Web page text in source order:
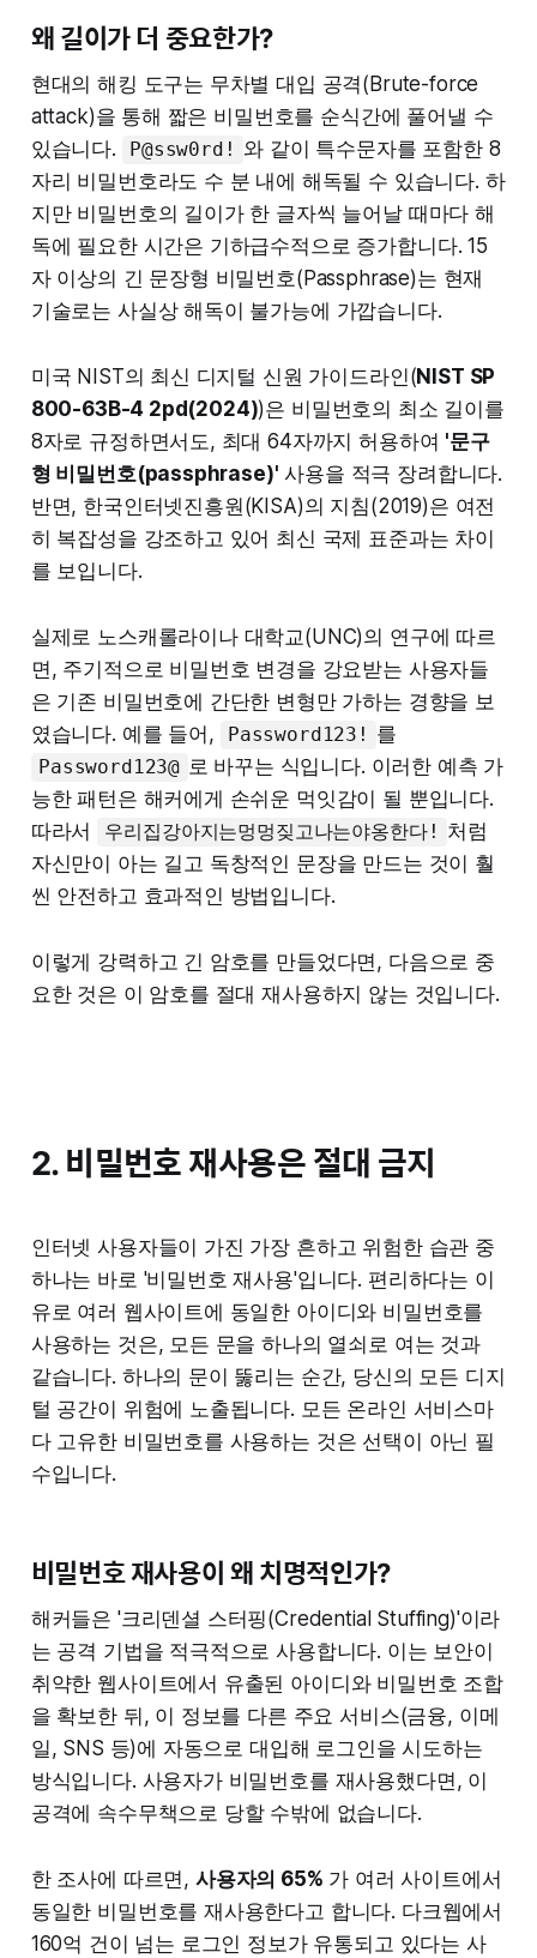
왜 길이가 더 중요한가?
현대의 해킹 도구는 무차별 대입 공격(Brute-force
attack)을 통해 짧은 비밀번호를 순식간에 풀어낼 수
있습니다.
P@ssw0rd! 와 같이 특수문자를 포함한 8
자리 비밀번호라도 수 분 내에 해독될 수 있습니다. 하
지만 비밀번호의 길이가 한 글자씩 늘어날 때마다 해
독에 필요한 시간은 기하급수적으로 증가합니다. 15
자 이상의 긴 문장형 비밀번호(Passphrase)는 현재
기술로는 사실상 해독이 불가능에 가깝습니다.
미국 NIST의 최신 디지털 신원 가이드라인(NIST SP
800-63B-4 2pd(2024))은 비밀번호의 최소 길이를
8자로 규정하면서도, 최대 64자까지 허용하여 '문구
형 비밀번호(passphrase)' 사용을 적극 장려합니다.
반면, 한국인터넷진흥원(KISA)의 지침(2019)은 여전
히 복잡성을 강조하고 있어 최신 국제 표준과는 차이
를 보입니다.
실제로 노스캐롤라이나 대학교(UNC)의 연구에 따르
면, 주기적으로 비밀번호 변경을 강요받는 사용자들
은 기존 비밀번호에 간단한 변형만 가하는 경향을 보
였습니다. 예를 들어,
Password123! 를
Password123@ 로 바꾸는 식입니다. 이러한 예측 가
능한 패턴은 해커에게 손쉬운 먹잇감이 될 뿐입니다.
따라서
우리집강아지는멍멍짖고나는야옹한다! 처럼
자신만이 아는 길고 독창적인 문장을 만드는 것이 훨
씬 안전하고 효과적인 방법입니다.
이렇게 강력하고 긴 암호를 만들었다면, 다음으로 중
요한 것은 이 암호를 절대 재사용하지 않는 것입니다.
2. 비밀번호 재사용은 절대 금지
인터넷 사용자들이 가진 가장 흔하고 위험한 습관 중
하나는 바로 '비밀번호 재사용'입니다. 편리하다는 이
유로 여러 웹사이트에 동일한 아이디와 비밀번호를
사용하는 것은, 모든 문을 하나의 열쇠로 여는 것과
같습니다. 하나의 문이 뚫리는 순간, 당신의 모든 디지
털 공간이 위험에 노출됩니다. 모든 온라인 서비스마
다 고유한 비밀번호를 사용하는 것은 선택이 아닌 필
수입니다.
비밀번호 재사용이 왜 치명적인가?
해커들은 '크리덴셜 스터핑(Credential Stuffing)'이라
는 공격 기법을 적극적으로 사용합니다. 이는 보안이
취약한 웹사이트에서 유출된 아이디와 비밀번호 조합
을 확보한 뒤, 이 정보를 다른 주요 서비스(금융, 이메
일, SNS 등)에 자동으로 대입해 로그인을 시도하는
방식입니다. 사용자가 비밀번호를 재사용했다면, 이
공격에 속수무책으로 당할 수밖에 없습니다.
한 조사에 따르면, 사용자의 65% 가 여러 사이트에서
동일한 비밀번호를 재사용한다고 합니다. 다크웹에서
160억 건이 넘는 로그인 정보가 유통되고 있다는 사